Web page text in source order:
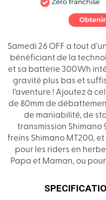
Samedi 26 OFF a tout
bénéficiant de la
et sa batterie 300Wh
gravité plus bas et
l’aventure ! Ajoutez à
de 80mm de
de maniabilité, de
transmission Shimano
freins Shimano MT200,
pour les riders en
Papa et Maman, ou